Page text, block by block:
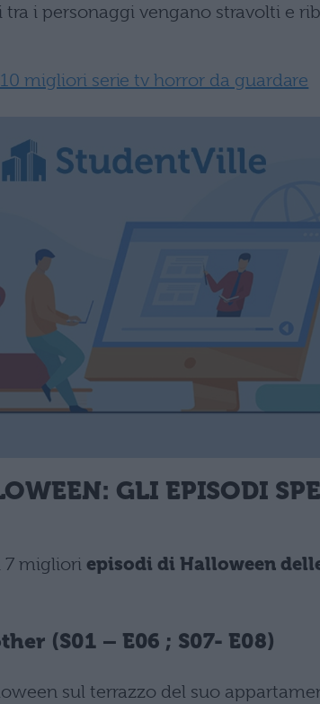
i personaggi vengano stravolti e
migliori serie tv horror da guardare
GLI EPISODI
7 migliori episodi di Halloween
(S01 – E06 ; S07- E08)
sul terrazzo del suo